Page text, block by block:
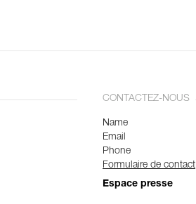
CONTACTEZ-NOUS
Name
Email
Phone
Formulaire de contact
Espace presse